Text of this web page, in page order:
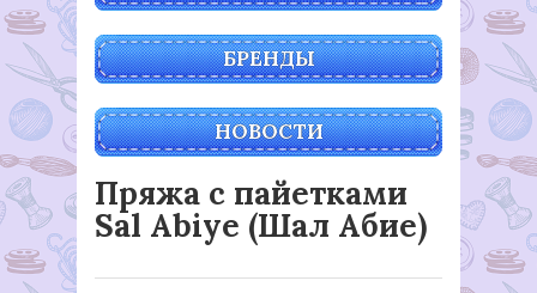
БРЕНДЫ
НОВОСТИ
Пряжа с пайетками
Sal Abiye (Шал Абие)